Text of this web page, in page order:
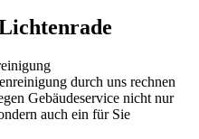
durch uns rechnen
Gebäudeservice nicht nur
auch ein für Sie